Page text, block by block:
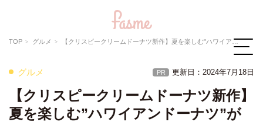
TOP グルメ 【クリスピークリームドーナツ新作】夏を楽しむ"ハワイアンドーナツ"が期間限定で登場♡
グルメ PR 更新日：2024年7月18日
【クリスピークリームドーナツ新作】
夏を楽しむ”ハワイアンドーナツ”が